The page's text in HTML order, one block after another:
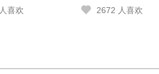
人喜欢
2672 人喜欢